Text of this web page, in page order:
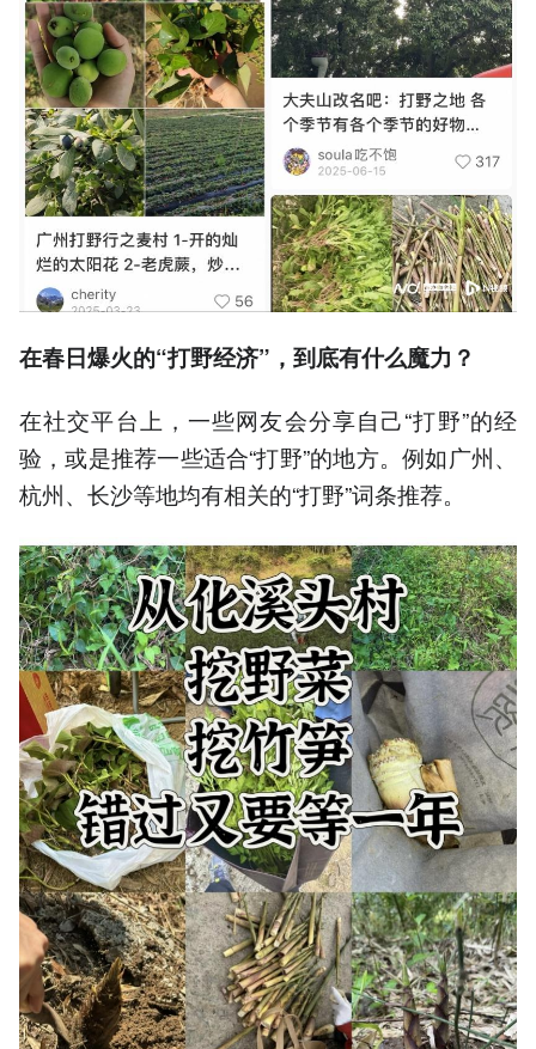
在春日爆火的“打野经济”，到底有什么魔力？
在社交平台上，一些网友会分享自己“打野”的经
验，或是推荐一些适合“打野”的地方。例如广州、
杭州、长沙等地均有相关的“打野”词条推荐。